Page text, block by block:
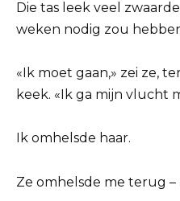
Die tas leek veel
weken nodig zou
«Ik moet gaan,» zei ze,
keek. «Ik ga mijn vlucht
Ik omhelsde haar.
Ze omhelsde me terug –